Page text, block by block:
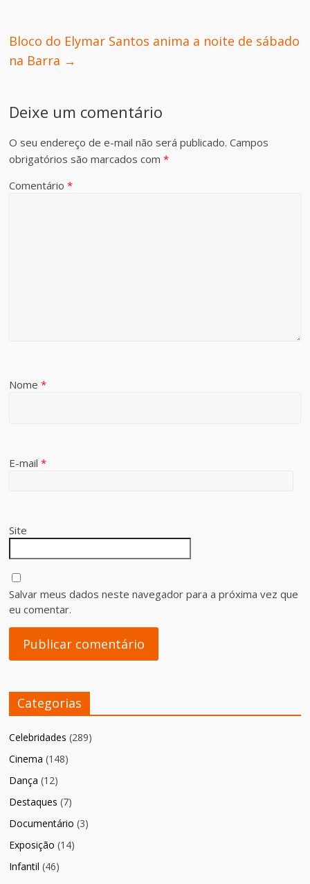
Bloco do Elymar Santos anima a noite de sábado
na Barra →
Deixe um comentário
O seu endereço de e-mail não será publicado. Campos
obrigatórios são marcados com*
Comentário*
Nome*
E-mail*
Site
Salvar meus dados neste navegador para a próxima vez que
eu comentar.
Categorias
Celebridades (289)
Cinema (148)
Dança (12)
Destaques (7)
Documentário (3)
Exposição (14)
Infantil (46)